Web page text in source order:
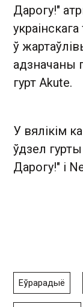
Дарогу!"
ў
адзначаны
гурт Akute.
У вялікім
ўдзел
Дарогу!" і
Еўрарадыё